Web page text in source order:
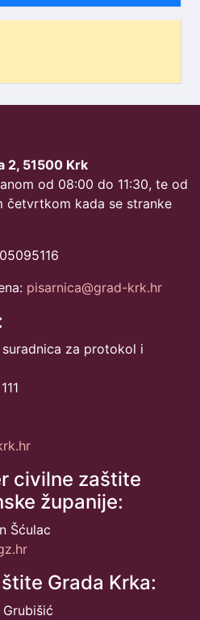
2, 51500 Krk
od 08:00 do 11:30, te od
četvrtkom kada se stranke
pisarnica@grad-krk.hr
za protokol i
civilne zaštite
županije:
Šćulac
Grada Krka: